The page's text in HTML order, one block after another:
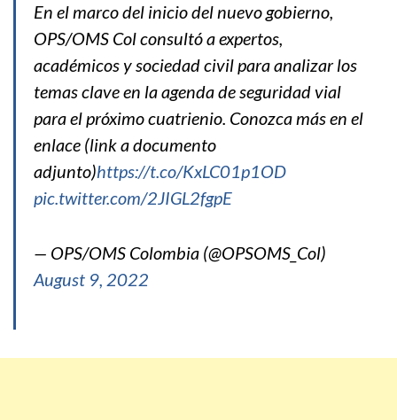
En el marco del inicio del nuevo gobierno,
OPS/OMS Col consultó a expertos,
académicos y sociedad civil para analizar los
temas clave en la agenda de seguridad vial
para el próximo cuatrienio. Conozca más en el
enlace (link a documento
adjunto)https://t.co/KxLC01p1OD
pic.twitter.com/2JIGL2fgpE
— OPS/OMS Colombia (@OPSOMS_Col)
August 9, 2022